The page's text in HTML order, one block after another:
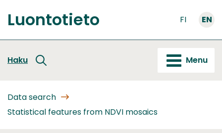
to
content
Front
Luontotieto FI EN
Haku Menu
Data search
Statistical features from NDVI mosaics